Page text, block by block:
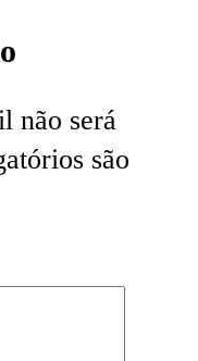
não será
são